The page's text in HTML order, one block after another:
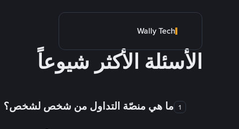
Wally Tech
الأسئلة الأكثر شيوعاً
1 ما هي منصّة التداول من شخص لشخص؟